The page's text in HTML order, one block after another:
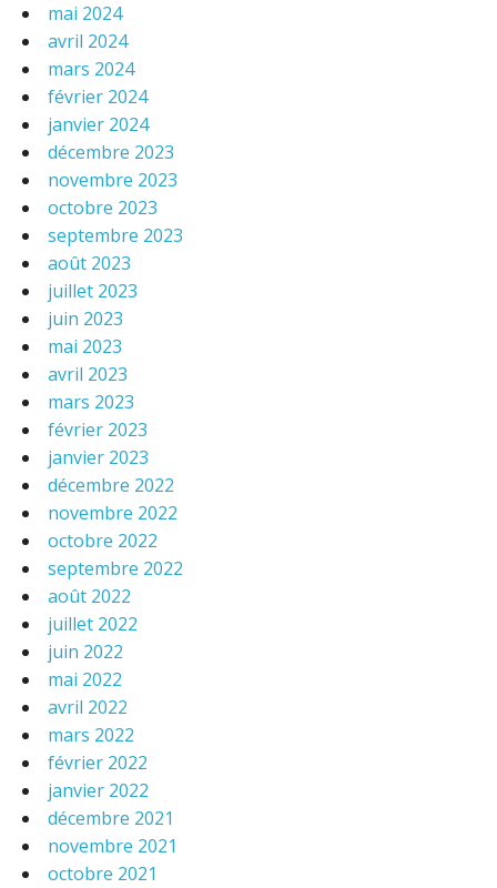
mai 2024
avril 2024
mars 2024
février 2024
janvier 2024
décembre 2023
novembre 2023
octobre 2023
septembre 2023
août 2023
juillet 2023
juin 2023
mai 2023
avril 2023
mars 2023
février 2023
janvier 2023
décembre 2022
novembre 2022
octobre 2022
septembre 2022
août 2022
juillet 2022
juin 2022
mai 2022
avril 2022
mars 2022
février 2022
janvier 2022
décembre 2021
novembre 2021
octobre 2021